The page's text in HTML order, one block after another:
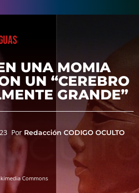
UNA MOMIA
UN “CEREBRO
GRANDE”
Por Redacción CODIGO OCULTO
Commons